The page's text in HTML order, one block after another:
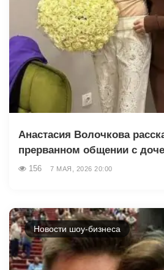
Анастасия Волочкова
прерванном общении с
156 7 МАЯ, 2026 20:00
Новости шоу-бизнеса